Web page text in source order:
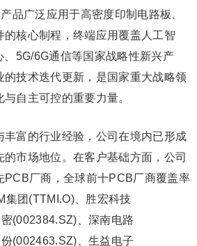
品广泛应用于高密度印制电路板、
的核心制程，终端应用覆盖人工智
5G/6G通信等国家战略性新兴产
的技术迭代更新，是国家重大战略领
自主可控的重要力量。
丰富的行业经验，公司在境内已形成
市场地位。在客户基础方面，公司
PCB厂商，全球前十PCB厂商覆盖率
集团(TTMI.O)、胜宏科技
(002384.SZ)、深南电路
(002463.SZ)、生益电子